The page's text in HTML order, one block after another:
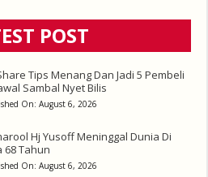
POST
Tips Menang Dan Jadi 5 Pembeli
Sambal Nyet Bilis
On: August 6, 2026
Hj Yusoff Meninggal Dunia Di
68 Tahun
On: August 6, 2026